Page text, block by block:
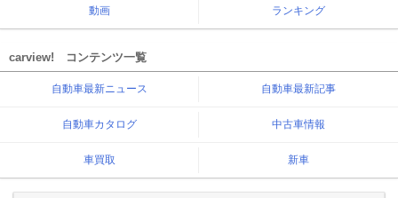
動画 ランキング
carview! コンテンツ一覧
自動車最新ニュース 自動車最新記事
自動車カタログ 中古車情報
車買取 新車